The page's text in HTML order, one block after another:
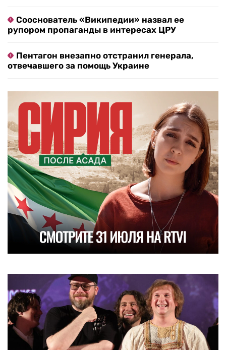
Сооснователь «Википедии» назвал ее
рупором пропаганды в интересах ЦРУ
Пентагон внезапно отстранил генерала,
отвечавшего за помощь Украине